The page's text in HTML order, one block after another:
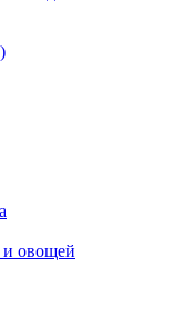
овощей